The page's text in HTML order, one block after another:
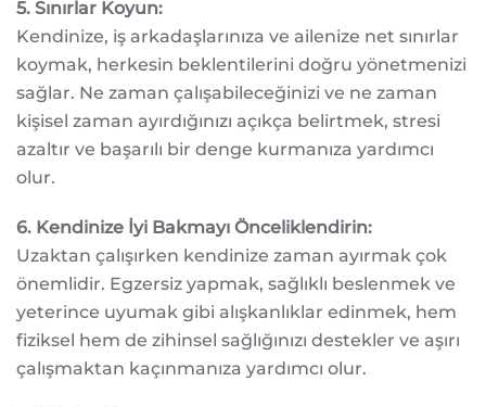
5. Sınırlar Koyun:
Kendinize, iş arkadaşlarınıza ve ailenize net sınırlar
koymak, herkesin beklentilerini doğru yönetmenizi
sağlar. Ne zaman çalışabileceğinizi ve ne zaman
kişisel zaman ayırdığınızı açıkça belirtmek, stresi
azaltır ve başarılı bir denge kurmanıza yardımcı
olur.
6. Kendinize İyi Bakmayı Önceliklendirin:
Uzaktan çalışırken kendinize zaman ayırmak çok
önemlidir. Egzersiz yapmak, sağlıklı beslenmek ve
yeterince uyumak gibi alışkanlıklar edinmek, hem
fiziksel hem de zihinsel sağlığınızı destekler ve aşırı
çalışmaktan kaçınmanıza yardımcı olur.